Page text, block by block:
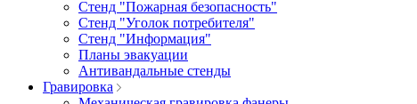
Стенд "Пожарная безопасность"
Стенд "Уголок потребителя"
Стенд "Информация"
Планы эвакуации
Антивандальные стенды
Гравировка